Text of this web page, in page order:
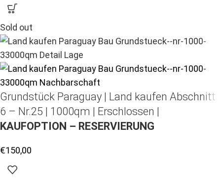
Sold out
Grundstück Paraguay | Land kaufen Abschnitt
6 – Nr.25 | 1000qm | Erschlossen |
KAUFOPTION – RESERVIERUNG
€150,00